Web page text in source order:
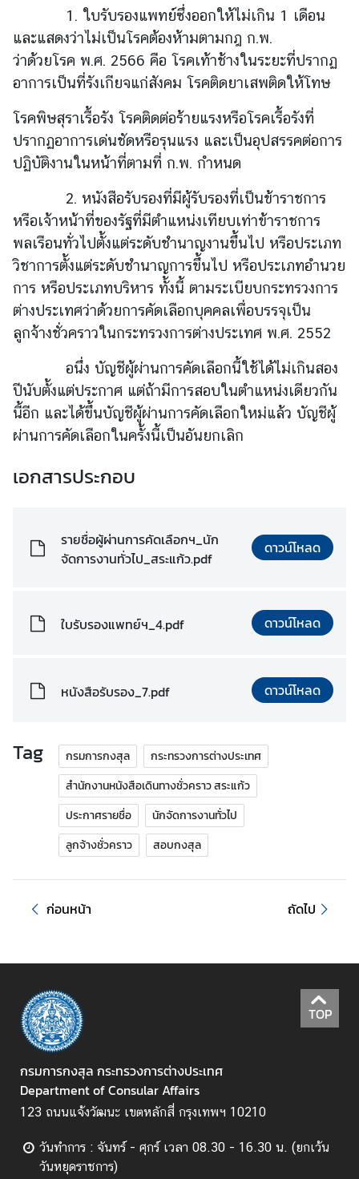
ส
ก
ญ
ถ
า
ต
อ
บ
แ
บ
บ
อ
ร์
ม
T
h
V
I
o
r
t
เ
ริ
ม
คุ
ธ
ร
ร
ม
แ
1. ใบรับรองแพทย์ซึ่งออกให้ไม่เกิน 1 เดือน
และแสดงว่าไม่เป็นโรคต้องห้ามตามกฎ ก.พ.
ว่าด้วยโรค พ.ศ. 2566 คือ โรคเท้าช้างในระยะที่ปรากฏ
อาการเป็นที่รังเกียจแก่สังคม โรคติดยาเสพติดให้โทษ
โรคพิษสุราเรื้อรัง โรคติดต่อร้ายแรงหรือโรคเรื้อรังที่
ปรากฏอาการเด่นชัดหรือรุนแรง และเป็นอุปสรรคต่อการ
ปฏิบัติงานในหน้าที่ตามที่ ก.พ. กำหนด
2. หนังสือรับรองที่มีผู้รับรองที่เป็นข้าราชการ
หรือเจ้าหน้าที่ของรัฐที่มีตำแหน่งเทียบเท่าข้าราชการ
พลเรือนทั่วไปตั้งแต่ระดับชำนาญงานขึ้นไป หรือประเภท
วิชาการตั้งแต่ระดับชำนาญการขึ้นไป หรือประเภทอำนวย
การ หรือประเภทบริหาร ทั้งนี้ ตามระเบียบกระทรวงการ
ต่างประเทศว่าด้วยการคัดเลือกบุคคลเพื่อบรรจุเป็น
ลูกจ้างชั่วคราวในกระทรวงการต่างประเทศ พ.ศ. 2552
อนึ่ง บัญชีผู้ผ่านการคัดเลือกนี้ใช้ได้ไม่เกินสอง
ปีนับตั้งแต่ประกาศ แต่ถ้ามีการสอบในตำแหน่งเดียวกัน
นี้อีก และได้ขึ้นบัญชีผู้ผ่านการคัดเลือกใหม่แล้ว บัญชีผู้
ผ่านการคัดเลือกในครั้งนี้เป็นอันยกเลิก
เอกสารประกอบ
รายชื่อผู้ผ่านการคัดเลือกฯ_นัก
จัดการงานทั่วไป_สระแก้ว.pdf
ดาวน์โหลด
ใบรับรองแพทย์ฯ_4.pdf ดาวน์โหลด
หนังสือรับรอง_7.pdf ดาวน์โหลด
Tag กรมการกงสุล
กระทรวงการต่างประเทศ
สำนักงานหนังสือเดินทางชั่วคราว สระแก้ว
ประกาศรายชื่อ
นักจัดการงานทั่วไป
ลูกจ้างชั่วคราว
สอบกงสุล
ก่อนหน้า ถัดไป
TOP
กรมการกงสุล กระทรวงการต่างประเทศ
Department of Consular Affairs
123 ถนนแจ้งวัฒนะ เขตหลักสี่ กรุงเทพฯ 10210
วันทำการ : จันทร์ - ศุกร์ เวลา 08.30 - 16.30 น. (ยกเว้น
วันหยุดราชการ)